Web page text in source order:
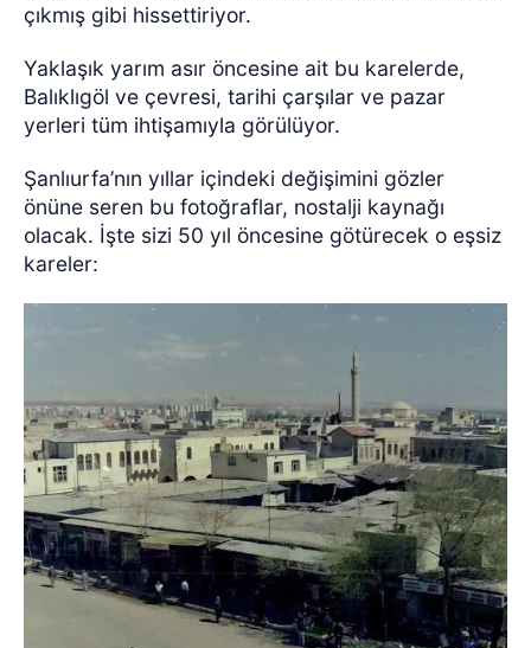
çıkmış gibi hissettiriyor.
Yaklaşık yarım asır öncesine ait bu karelerde,
Balıklıgöl ve çevresi, tarihi çarşılar ve pazar
yerleri tüm ihtişamıyla görülüyor.
Şanlıurfa’nın yıllar içindeki değişimini gözler
önüne seren bu fotoğraflar, nostalji kaynağı
olacak. İşte sizi 50 yıl öncesine götürecek o eşsiz
kareler: